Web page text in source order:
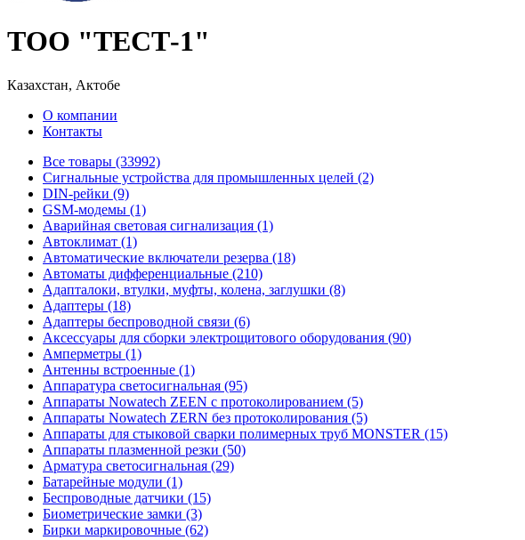
ТОО "ТЕСТ-1"
Казахстан, Актобе
О компании
Контакты
Все товары (33992)
Cигнальные устройства для промышленных целей (2)
DIN-рейки (9)
GSM-модемы (1)
Аварийная световая сигнализация (1)
Автоклимат (1)
Автоматические включатели резерва (18)
Автоматы дифференциальные (210)
Адапталоки, втулки, муфты, колена, заглушки (8)
Адаптеры (18)
Адаптеры беспроводной связи (6)
Аксессуары для сборки электрощитового оборудования (90)
Амперметры (1)
Антенны встроенные (1)
Аппаратура светосигнальная (95)
Аппараты Nowatech ZEEN c протоколированием (5)
Аппараты Nowatech ZERN без протоколирования (5)
Аппараты для стыковой сварки полимерных труб MONSTER (15)
Аппараты плазменной резки (50)
Арматура светосигнальная (29)
Батарейные модули (1)
Беспроводные датчики (15)
Биометрические замки (3)
Бирки маркировочные (62)